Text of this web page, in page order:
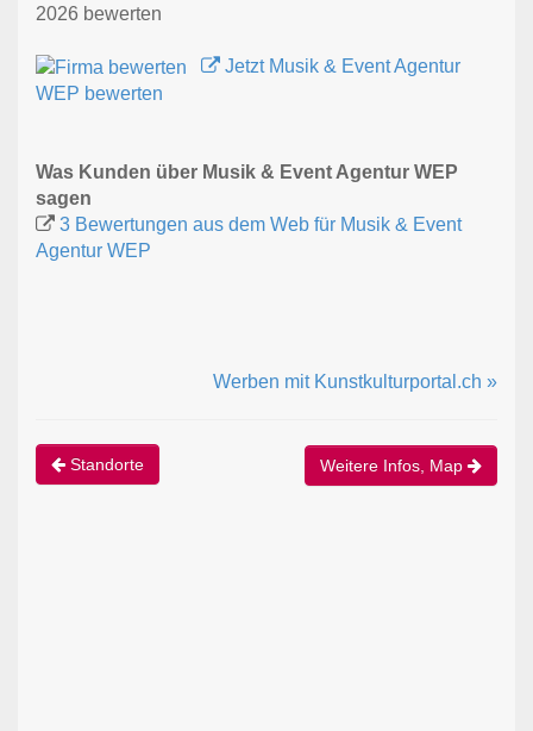
2026 bewerten
Jetzt Musik & Event Agentur
WEP bewerten
Was Kunden über Musik & Event Agentur WEP
sagen
3 Bewertungen aus dem Web für Musik & Event
Agentur WEP
Werben mit Kunstkulturportal.ch »
Standorte Weitere Infos, Map